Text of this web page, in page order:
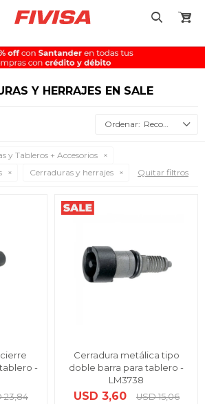
Y HERRAJES EN SALE
Recomendados
y Tableros + Accesorios
Cerraduras y herrajes Quitar filtros
-
23,84
Cerradura metálica tipo
doble barra para tablero -
LM3738
USD 3,60 USD 15,06